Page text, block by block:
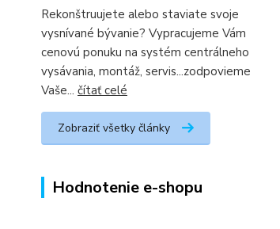
Rekonštruujete alebo staviate svoje
vysnívané bývanie? Vypracujeme Vám
cenovú ponuku na systém centrálneho
vysávania, montáž, servis...zodpovieme
Vaše... čítať celé
Zobraziť všetky články
Hodnotenie e-shopu